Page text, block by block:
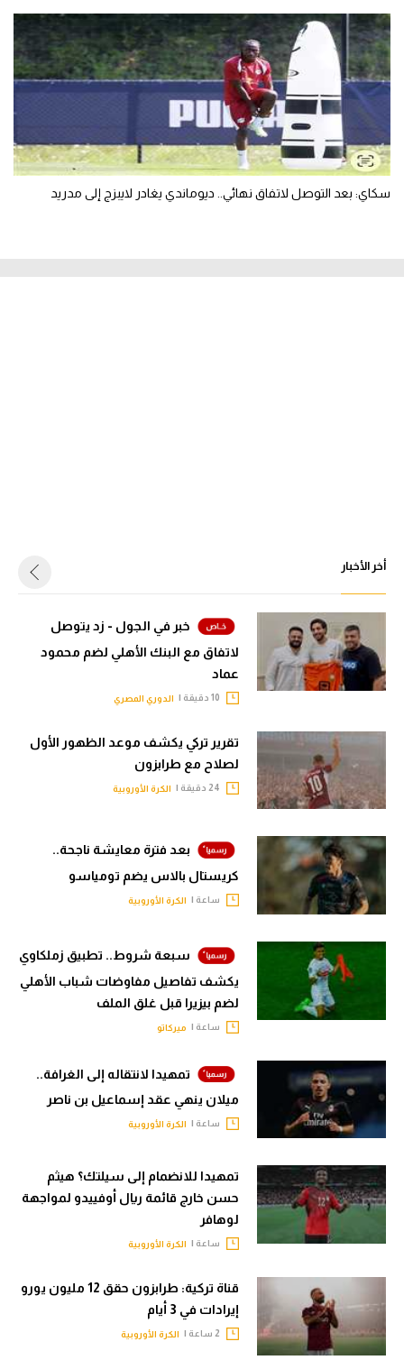
سكاي: بعد التوصل لاتفاق نهائي.. ديوماندي يغادر لايبزج إلى مدريد
أخر الأخبار
خبر في الجول - زد يتوصل
لاتفاق مع البنك الأهلي لضم محمود
عماد
الدوري المصري
تقرير تركي يكشف موعد الظهور الأول
لصلاح مع طرابزون
الكرة الأوروبية
بعد فترة معايشة ناجحة..
كريستال بالاس يضم تومياسو
ساعة | الكرة الأوروبية
سبعة شروط.. تطبيق زملكاوي
يكشف تفاصيل مفاوضات شباب الأهلي
لضم بيزيرا قبل غلق الملف
ساعة | ميركاتو
تمهيدا لانتقاله إلى الغرافة..
ميلان ينهي عقد إسماعيل بن ناصر
ساعة | الكرة الأوروبية
تمهيدا للانضمام إلى سيلتك؟ هيثم
حسن خارج قائمة ريال أوفييدو لمواجهة
لوهافر
ساعة | الكرة الأوروبية
قناة تركية: طرابزون حقق 12 مليون يورو
إيرادات في 3 أيام
الكرة الأوروبية